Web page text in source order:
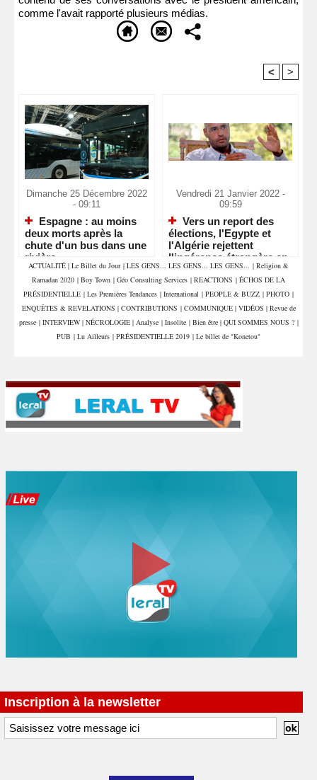
comme l'avait rapporté plusieurs médias.
< >
Dimanche 25 Décembre 2022
- 09:11
Espagne : au moins
deux morts après la
chute d'un bus dans une
rivière
Vendredi 21 Janvier 2022 -
09:59
Vers un report des
élections, l'Egypte et
l'Algérie rejettent
l'ingérence étrangère en
Libye
ACTUALITÉ | Le Billet du Jour | LES GENS... LES GENS... LES GENS... | Religion &
Ramadan 2020 | Boy Town | Géo Consulting Services | REACTIONS | ÉCHOS DE LA
PRÉSIDENTIELLE | Les Premières Tendances | International | PEOPLE & BUZZ | PHOTO |
ENQUÊTES & REVELATIONS | CONTRIBUTIONS | COMMUNIQUE | VIDÉOS | Revue de
presse | INTERVIEW | NÉCROLOGIE | Analyse | Insolite | Bien être | QUI SOMMES NOUS ? |
PUB | Lu Ailleurs | PRÉSIDENTIELLE 2019 | Le billet de "Konetou"
Inscription à la newsletter